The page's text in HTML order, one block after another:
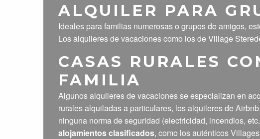
ALQUILER PARA
Ideales para familias numerosas o grupos de amigos,
Los alquileres de vacaciones como los de Village
CASAS RURALES
FAMILIA
Algunos alquileres de vacaciones se especializan en
rurales alquiladas a particulares, los alquileres de
ninguna norma de seguridad (electricidad, incendios,
alojamientos clasificados, como los auténticos